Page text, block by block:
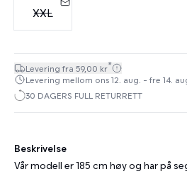
XXL
Levering fra 59,00 kr*
Levering mellom ons 12. aug. - fre 14.
30 DAGERS FULL RETURRETT
Beskrivelse
Vår modell er 185 cm høy og har på